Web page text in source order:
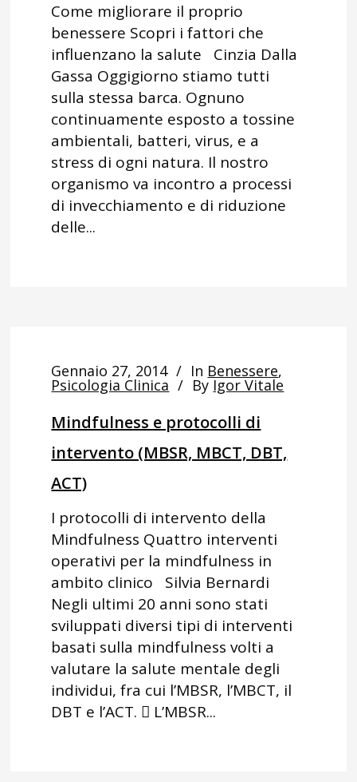
Come migliorare il proprio
benessere Scopri i fattori che
influenzano la salute Cinzia Dalla
Gassa Oggigiorno stiamo tutti
sulla stessa barca. Ognuno
continuamente esposto a tossine
ambientali, batteri, virus, e a
stress di ogni natura. Il nostro
organismo va incontro a processi
di invecchiamento e di riduzione
delle...
Gennaio 27, 2014 In Benessere,
Psicologia Clinica By Igor Vitale
Mindfulness e protocolli di
intervento (MBSR, MBCT, DBT,
ACT)
I protocolli di intervento della
Mindfulness Quattro interventi
operativi per la mindfulness in
ambito clinico Silvia Bernardi
Negli ultimi 20 anni sono stati
sviluppati diversi tipi di interventi
basati sulla mindfulness volti a
valutare la salute mentale degli
individui, fra cui l’MBSR, l’MBCT, il
DBT e l’ACT.  L’MBSR...